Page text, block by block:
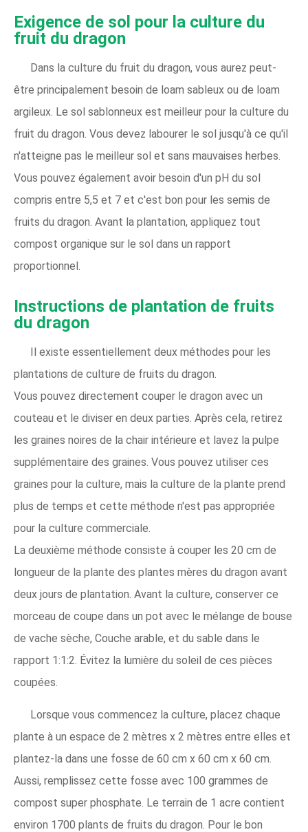
Exigence de sol pour la culture du
fruit du dragon
Dans la culture du fruit du dragon, vous aurez peut-
être principalement besoin de loam sableux ou de loam
argileux. Le sol sablonneux est meilleur pour la culture du
fruit du dragon. Vous devez labourer le sol jusqu'à ce qu'il
n'atteigne pas le meilleur sol et sans mauvaises herbes.
Vous pouvez également avoir besoin d'un pH du sol
compris entre 5,5 et 7 et c'est bon pour les semis de
fruits du dragon. Avant la plantation, appliquez tout
compost organique sur le sol dans un rapport
proportionnel.
Instructions de plantation de fruits
du dragon
Il existe essentiellement deux méthodes pour les
plantations de culture de fruits du dragon.
Vous pouvez directement couper le dragon avec un
couteau et le diviser en deux parties. Après cela, retirez
les graines noires de la chair intérieure et lavez la pulpe
supplémentaire des graines. Vous pouvez utiliser ces
graines pour la culture, mais la culture de la plante prend
plus de temps et cette méthode n'est pas appropriée
pour la culture commerciale.
La deuxième méthode consiste à couper les 20 cm de
longueur de la plante des plantes mères du dragon avant
deux jours de plantation. Avant la culture, conserver ce
morceau de coupe dans un pot avec le mélange de bouse
de vache sèche, Couche arable, et du sable dans le
rapport 1:1:2. Évitez la lumière du soleil de ces pièces
coupées.
Lorsque vous commencez la culture, placez chaque
plante à un espace de 2 mètres x 2 mètres entre elles et
plantez-la dans une fosse de 60 cm x 60 cm x 60 cm.
Aussi, remplissez cette fosse avec 100 grammes de
compost super phosphate. Le terrain de 1 acre contient
environ 1700 plants de fruits du dragon. Pour le bon